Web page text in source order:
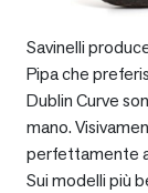
Savinelli
Pipa che
Dublin Curve
mano.
perfettamente
Sui modelli più